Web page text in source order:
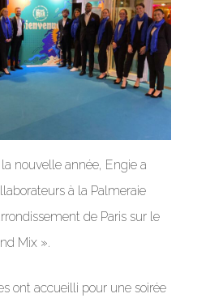
nouvelle année, Engie a
à la Palmeraie
de Paris sur le
Mix ».
ont accueilli pour une soirée